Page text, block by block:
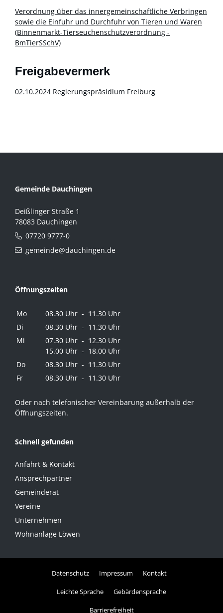
Verordnung über das innergemeinschaftliche Verbringen
sowie die Einfuhr und Durchfuhr von Tieren und Waren
(Binnenmarkt-Tierseuchenschutzverordnung -
BmTierSSchV)
Freigabevermerk
02.10.2024 Regierungspräsidium Freiburg
Gemeinde Dauchingen
Deißlinger Straße 1
78083 Dauchingen
07720 9777-0
gemeinde@dauchingen.de
Öffnungszeiten
Mo
08.30 Uhr - 11.30 Uhr
Di
08.30 Uhr - 11.30 Uhr
Mi
07.30 Uhr - 12.30 Uhr
15.00 Uhr - 18.00 Uhr
Do
08.30 Uhr - 11.30 Uhr
Fr
08.30 Uhr - 11.30 Uhr
Oder nach telefonischer Vereinbarung außerhalb der
Öffnungszeiten.
Schnell gefunden
Anfahrt & Kontakt
Ansprechpartner
Gemeinderat
Vereine
Unternehmen
Wohnanlage Löwen
Datenschutz Impressum Kontakt
Leichte Sprache Gebärdensprache
Barrierefreiheit